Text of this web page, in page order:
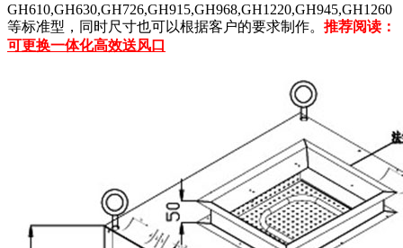
GH610,GH630,GH726,GH915,GH968,GH1220,GH945,GH1260
等标准型，同时尺寸也可以根据客户的要求制作。 推荐阅读：
可更换一体化高效送风口